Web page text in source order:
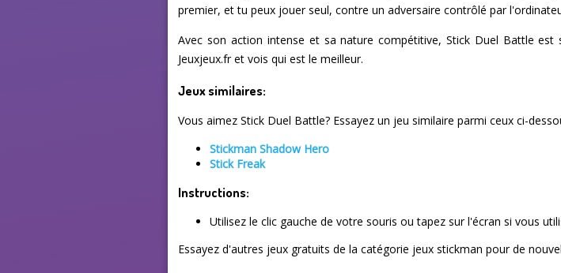
premier, et tu peux jouer seul, contre un adversaire contrôlé par
Avec son action intense et sa nature compétitive, Stick Duel Battle
Jeuxjeux.fr et vois qui est le meilleur.
Jeux similaires:
Vous aimez Stick Duel Battle? Essayez un jeu similaire parmi ceux ci-
Stickman Shadow Hero
Stick Freak
Instructions:
Utilisez le clic gauche de votre souris ou tapez sur l'écran si vous
Essayez d'autres jeux gratuits de la catégorie jeux stickman pour de